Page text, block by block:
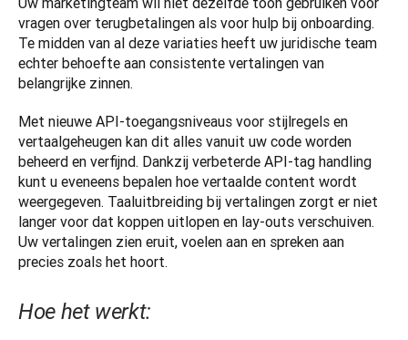
vragen over terugbetalingen als voor hulp bij onboarding.
Te midden van al deze variaties heeft uw juridische team
echter behoefte aan consistente vertalingen van
belangrijke zinnen.
Met nieuwe API-toegangsniveaus voor stijlregels en
vertaalgeheugen kan dit alles vanuit uw code worden
beheerd en verfijnd. Dankzij verbeterde API-tag handling
kunt u eveneens bepalen hoe vertaalde content wordt
weergegeven. Taaluitbreiding bij vertalingen zorgt er niet
langer voor dat koppen uitlopen en lay-outs verschuiven.
Uw vertalingen zien eruit, voelen aan en spreken aan
precies zoals het hoort.
Hoe het werkt: